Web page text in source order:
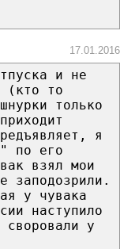
17.01.2016
и не
(кто то
только
я
по его
взял мои
заподозрили.
у чувака
наступило
у